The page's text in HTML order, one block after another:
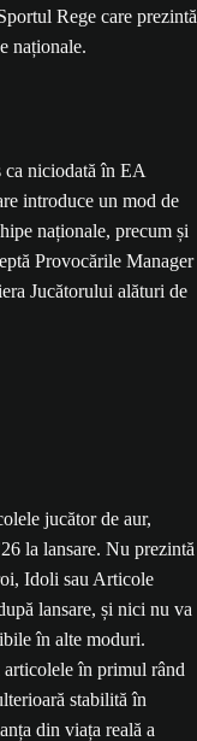
ca niciodată în EA
introduce un mod de
naționale, precum și
Provocările Manager
Jucătorului alături de
jucător de aur,
la lansare. Nu prezintă
Idoli sau Articole
lansare, și nici nu va
în alte moduri.
articolele în primul rând
stabilită în
din viața reală a